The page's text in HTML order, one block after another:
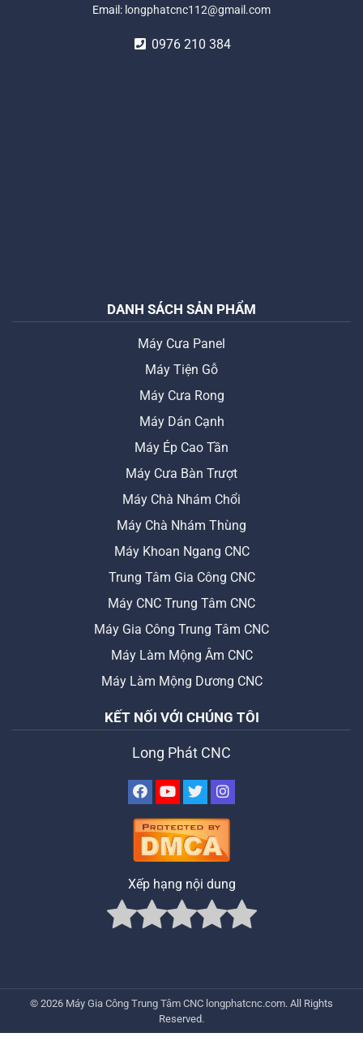
Email: longphatcnc112@gmail.com
0976 210 384
DANH SÁCH SẢN PHẨM
Máy Cưa Panel
Máy Tiện Gỗ
Máy Cưa Rong
Máy Dán Cạnh
Máy Ép Cao Tần
Máy Cưa Bàn Trượt
Máy Chà Nhám Chổi
Máy Chà Nhám Thùng
Máy Khoan Ngang CNC
Trung Tâm Gia Công CNC
Máy CNC Trung Tâm CNC
Máy Gia Công Trung Tâm CNC
Máy Làm Mộng Âm CNC
Máy Làm Mộng Dương CNC
KẾT NỐI VỚI CHÚNG TÔI
Long Phát CNC
Xếp hạng nội dung
© 2026 Máy Gia Công Trung Tâm CNC longphatcnc.com. All Rights
Reserved.